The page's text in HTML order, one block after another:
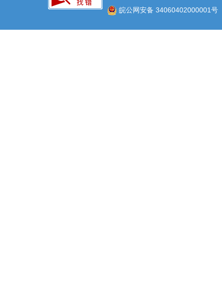
皖公网安备 34060402000001号